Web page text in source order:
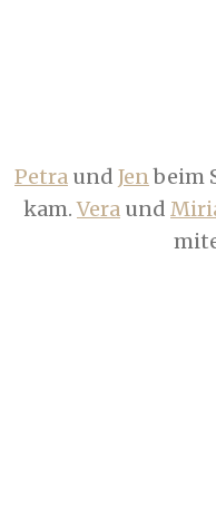
Petra und Jenbeim
kam.Vera und